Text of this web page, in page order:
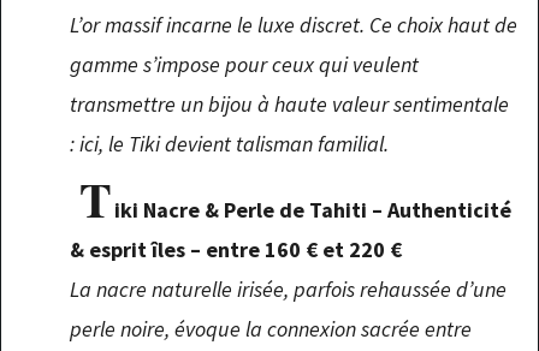
L’or massif incarne le luxe discret. Ce choix haut de
gamme s’impose pour ceux qui veulent
transmettre un bijou à haute valeur sentimentale
: ici, le Tiki devient talisman familial.
Tiki Nacre & Perle de Tahiti – Authenticité
& esprit îles – entre 160 € et 220 €
La nacre naturelle irisée, parfois rehaussée d’une
perle noire, évoque la connexion sacrée entre